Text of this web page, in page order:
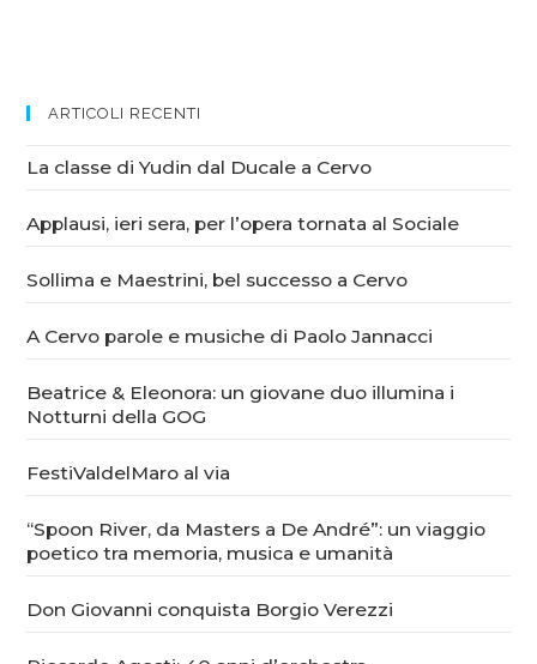
ARTICOLI RECENTI
La classe di Yudin dal Ducale a Cervo
Applausi, ieri sera, per l’opera tornata al Sociale
Sollima e Maestrini, bel successo a Cervo
A Cervo parole e musiche di Paolo Jannacci
Beatrice & Eleonora: un giovane duo illumina i
Notturni della GOG
FestiValdelMaro al via
“Spoon River, da Masters a De André”: un viaggio
poetico tra memoria, musica e umanità
Don Giovanni conquista Borgio Verezzi